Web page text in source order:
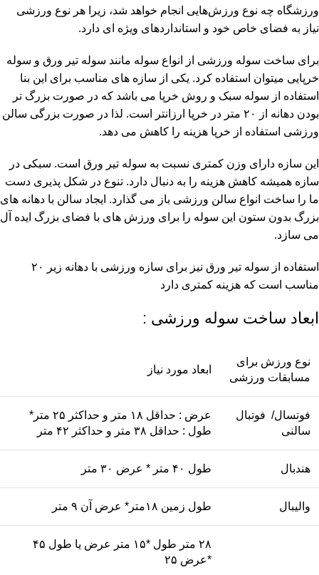
ورزشگاه چه نوع ورزش‌هایی انجام خواهد شد، زیرا هر نوع ورزشی
نیاز به فضای خاص خود و استانداردهای ویژه ای دارد.
برای ساخت سوله ورزشی از انواع سوله مانند سوله تیر ورق و سوله
خرپایی میتوان استفاده کرد. یکی از سازه های مناسب برای این بنا
استفاده از سوله سبک و روش خرپا می باشد که در صورت بزرگ تر
بودن دهانه از ۲۰ متر در خرپا ارزانتر است. لذا در صورت بزرگی سالن
ورزشی استفاده از خرپا هزینه را کاهش می دهد.
این سازه دارای وزن کمتری نسبت به سوله تیر ورق است. سبکی در
سازه همیشه کاهش هزینه را به دنبال دارد. تنوع در شکل پذیری دست
ما را ساخت انواع سالن ورزشی باز می گذارد. ایجاد سالن با دهانه های
بزرگ بدون ستون این سوله را برای ورزش های با فضای بزرگ ایده آل
می سازد.
استفاده از سوله تیر ورق نیز برای سازه ورزشی با دهانه زیر ۲۰
مناسب است که هزینه کمتری دارد
ابعاد ساخت سوله ورزشی :
نوع ورزش برای
مسابقات ورزشی
ابعاد مورد نیاز
فوتسال/ فوتبال
سالنی
عرض : حداقل ۱۸ متر و حداکثر ۲۵ متر*
طول : حداقل ۳۸ متر و حداکثر ۴۲ متر
هندبال طول ۴۰ متر * عرض ۳۰ متر
والیبال طول زمین ۱۸متر* عرض آن ۹ متر
۲۸ متر طول *۱۵ متر عرض یا طول ۴۵
*عرض ۲۵